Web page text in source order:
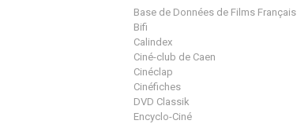
Base de Données de Films Français
Bifi
Calindex
Ciné-club de Caen
Cinéclap
Cinéfiches
DVD Classik
Encyclo-Ciné